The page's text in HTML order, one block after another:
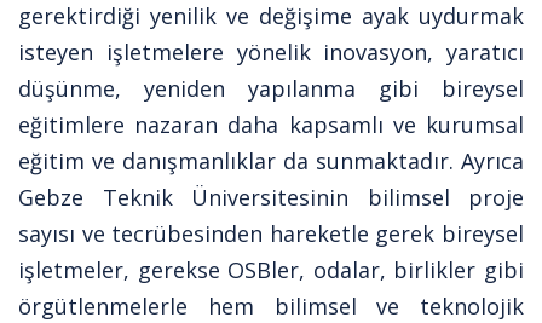
gerektirdiği yenilik ve değişime ayak uydurmak
isteyen işletmelere yönelik inovasyon, yaratıcı
düşünme, yeniden yapılanma gibi bireysel
eğitimlere nazaran daha kapsamlı ve kurumsal
eğitim ve danışmanlıklar da sunmaktadır. Ayrıca
Gebze Teknik Üniversitesinin bilimsel proje
sayısı ve tecrübesinden hareketle gerek bireysel
işletmeler, gerekse OSBler, odalar, birlikler gibi
örgütlenmelerle hem bilimsel ve teknolojik